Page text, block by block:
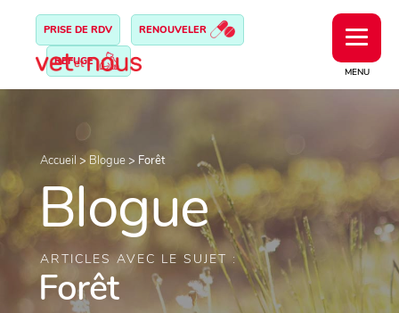
MENU
PRISE DE RDV RENOUVELER
REFUGE
Accueil > Blogue> Forêt
Blogue
ARTICLES AVEC LE SUJET :
Forêt